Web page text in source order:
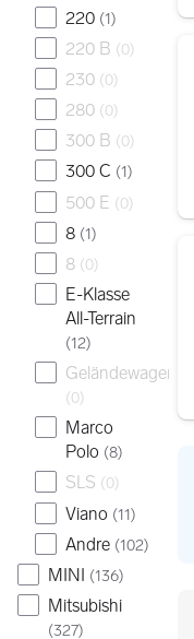
220 (1)
220 B (0)
230 (0)
280 (0)
300 B (0)
300 C (1)
500 E (0)
8 (1)
8 (0)
E-Klasse
All-Terrain
(12)
Geländewagen
(0)
Marco
Polo (8)
SLS (0)
Viano (11)
Andre (102)
MINI (136)
Mitsubishi
(327)